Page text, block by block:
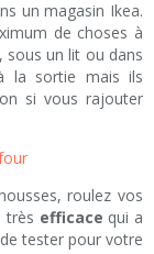
un magasin Ikea.
de choses à
sous un lit ou dans
la sortie mais ils
si vous rajouter
roulez vos
très efficace qui a
tester pour votre